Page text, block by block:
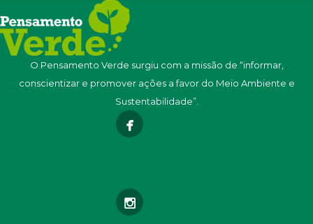
O Pensamento Verde surgiu com a missão de “informar,
conscientizar e promover ações a favor do Meio Ambiente e
Sustentabilidade”.